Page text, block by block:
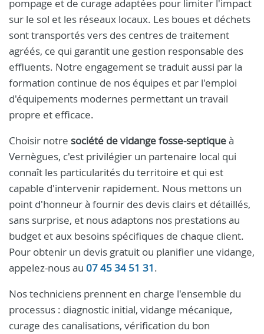
pompage et de curage adaptées pour limiter l'impact
sur le sol et les réseaux locaux. Les boues et déchets
sont transportés vers des centres de traitement
agréés, ce qui garantit une gestion responsable des
effluents. Notre engagement se traduit aussi par la
formation continue de nos équipes et par l'emploi
d'équipements modernes permettant un travail
propre et efficace.
Choisir notre société de vidange fosse-septiqueà
Vernègues, c'est privilégier un partenaire local qui
connaît les particularités du territoire et qui est
capable d'intervenir rapidement. Nous mettons un
point d'honneur à fournir des devis clairs et détaillés,
sans surprise, et nous adaptons nos prestations au
budget et aux besoins spécifiques de chaque client.
Pour obtenir un devis gratuit ou planifier une vidange,
appelez-nous au 07 45 34 51 31.
Nos techniciens prennent en charge l'ensemble du
processus : diagnostic initial, vidange mécanique,
curage des canalisations, vérification du bon